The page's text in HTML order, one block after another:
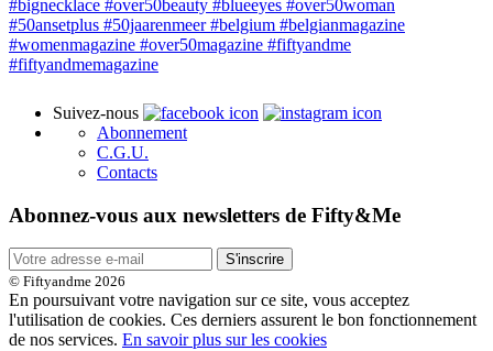
Suivez-nous
Abonnement
C.G.U.
Contacts
Abonnez-vous aux newsletters de Fifty&Me
S'inscrire
© Fiftyandme 2026
En poursuivant votre navigation sur ce site, vous acceptez
l'utilisation de cookies. Ces derniers assurent le bon fonctionnement
de nos services. En savoir plus sur les cookies